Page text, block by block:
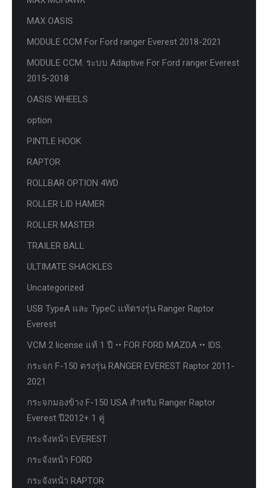
MAX OASIS
MODULE CCM For Ford ranger Everest 2018-2021
MODULE CCM. ระบบ Adaptive For Ford ranger Everest
2015-2018
OASIS WHEELS
option
PINTLE HOOK
RAPTOR
ROLLBAR OPTION 4WD
ROLLER LID HAMER
ROLLER MASTER
TRAILER BALL
ULTIMATE SHACKLES
Uncategorized
USB TypeA และ TypeC แท้ตรงรุ่น Ranger Raptor
Everest
VCM 2 license แท้ 1 ปี •• FOR FORD MAZDA •• IDS.
กระจก F-150 ตรงรุ่น RANGER EVEREST Raptor 2011-
2021
กระจกมองข้าง F-150 USA สำหรับ Ranger Raptor
Everest ปี2012+ 1 คู่
กระจังหน้า EVEREST
กระจังหน้า FORD
กระจังหน้า RAPTOR